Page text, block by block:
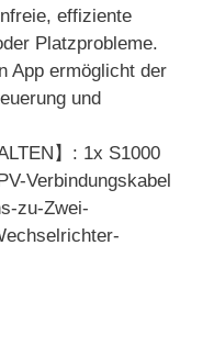
effiziente
Platzprobleme.
App ermöglicht der
und
】: 1x S1000
Verbindungskabel
zu-Zwei-